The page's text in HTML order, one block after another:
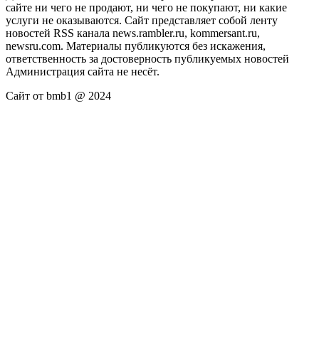
сайте ни чего не продают, ни чего не покупают, ни какие
услуги не оказываются. Сайт представляет собой ленту
новостей RSS канала news.rambler.ru, kommersant.ru,
newsru.com. Материалы публикуются без искажения,
ответственность за достоверность публикуемых новостей
Администрация сайта не несёт.
Сайт от bmb1 @ 2024